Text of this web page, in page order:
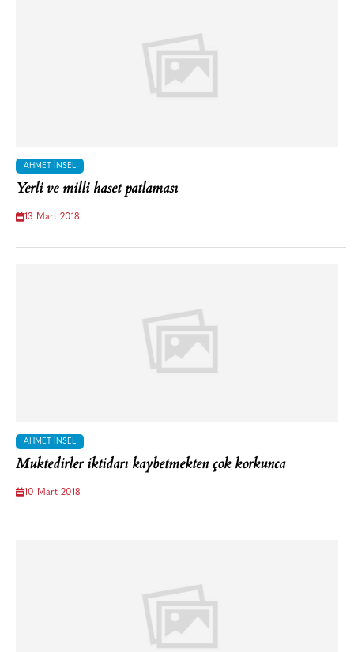
AHMET İNSEL
Yerli ve milli haset patlaması
13 Mart 2018
AHMET İNSEL
Muktedirler iktidarı kaybetmekten çok korkunca
10 Mart 2018